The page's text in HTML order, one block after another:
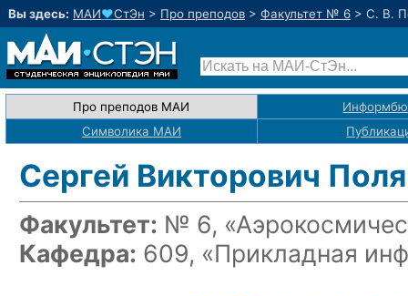
Вы здесь: МАИ♥СтЭн > Про преподов > Факультет № 6 > С. В.
Про преподов МАИ
Символика МАИ
Сергей Викторович
Факультет: № 6,
Кафедра: 609, «Прикладная